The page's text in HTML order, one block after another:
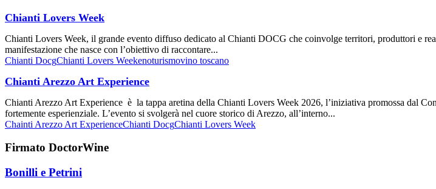
Chianti Lovers Week
Chianti Lovers Week, il grande evento diffuso dedicato al Chianti DOCG che coinvolge territori, produttori e
manifestazione che nasce con l’obiettivo di raccontare...
Chianti DocgChianti Lovers Weekenoturismovino toscano
Chianti Arezzo Art Experience
Chianti Arezzo Art Experience è la tappa aretina della Chianti Lovers Week 2026, l’iniziativa promossa dal
fortemente esperienziale. L’evento si svolgerà nel cuore storico di Arezzo, all’interno...
Chainti Arezzo Art ExperienceChianti DocgChianti Lovers Week
Firmato DoctorWine
Bonilli e Petrini